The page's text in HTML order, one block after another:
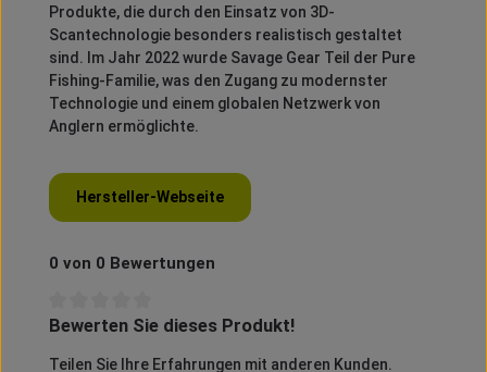
Produkte, die durch den Einsatz von 3D-
Scantechnologie besonders realistisch gestaltet
sind.
Im Jahr 2022 wurde Savage Gear Teil der Pure
Fishing-Familie, was den Zugang zu modernster
Technologie und einem globalen Netzwerk von
Anglern ermöglichte.
Hersteller-Webseite
0 von 0 Bewertungen
Durchschnittliche Bewertung von 0 von 5 Sternen
Bewerten Sie dieses Produkt!
Teilen Sie Ihre Erfahrungen mit anderen Kunden.